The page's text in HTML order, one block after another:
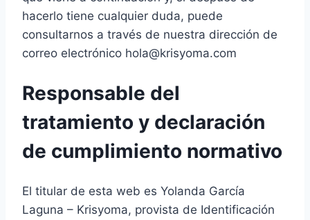
hacerlo tiene cualquier duda, puede
consultarnos a través de nuestra dirección de
correo electrónico hola@krisyoma.com
Responsable del
tratamiento y declaración
de cumplimiento normativo
El titular de esta web es Yolanda García
Laguna – Krisyoma, provista de Identificación